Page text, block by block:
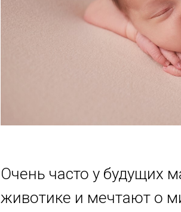
Очень часто у будущих
животике и мечтают о